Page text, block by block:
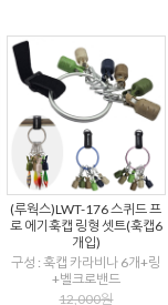
(루웍스)LWT-176 스퀴드 프
로 에기훅캡 링형 셋트(훅캡6
개입)
구성 : 훅캡 카라비나 6개+링
+벨크로밴드
12,000원